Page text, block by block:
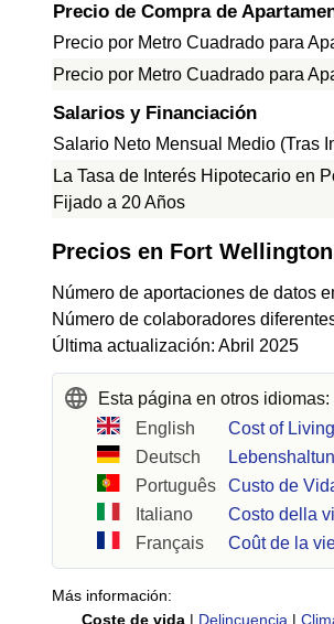
Precio de Compra de
Precio por Metro Cuadrado para
Precio por Metro Cuadrado para
Salarios y Financiación
Salario Neto Mensual Medio (Tras
La Tasa de Interés Hipotecario en
Fijado a 20 Años
Precios en Fort
Número de aportaciones de datos
Número de colaboradores
Última actualización: Abril 2025
Esta página en otros idiomas:
English
Cost of
Deutsch
Português
Custo de
Italiano
Costo della
Français
Coût de la
Más información:
Coste de vida | Delincuencia |